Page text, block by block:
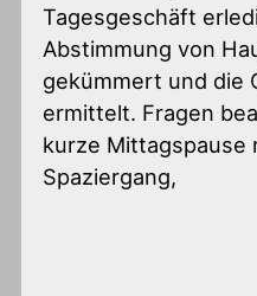
Tagesgeschäft
Abstimmung von
gekümmert und die
ermittelt. Fragen
kurze Mittagspause
Spaziergang,